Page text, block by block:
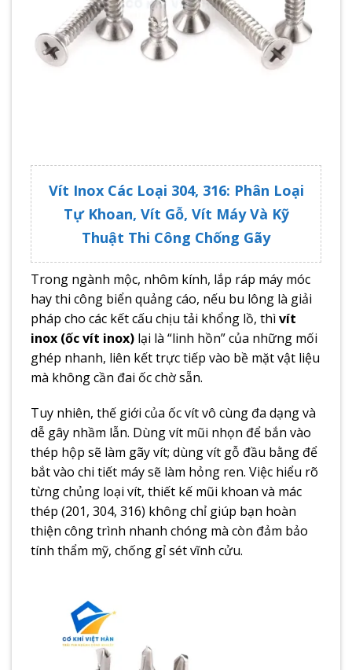
Vít Inox Các Loại 304, 316: Phân Loại
Tự Khoan, Vít Gỗ, Vít Máy Và Kỹ
Thuật Thi Công Chống Gãy
Trong ngành mộc, nhôm kính, lắp ráp máy móc
hay thi công biển quảng cáo, nếu bu lông là giải
pháp cho các kết cấu chịu tải khổng lồ, thìvít
inox (ốc vít inox) lại là “linh hồn” của những mối
ghép nhanh, liên kết trực tiếp vào bề mặt vật liệu
mà không cần đai ốc chờ sẵn.
Tuy nhiên, thế giới của ốc vít vô cùng đa dạng và
dễ gây nhầm lẫn. Dùng vít mũi nhọn để bắn vào
thép hộp sẽ làm gãy vít; dùng vít gỗ đầu bằng để
bắt vào chi tiết máy sẽ làm hỏng ren. Việc hiểu rõ
từng chủng loại vít, thiết kế mũi khoan và mác
thép (201, 304, 316) không chỉ giúp bạn hoàn
thiện công trình nhanh chóng mà còn đảm bảo
tính thẩm mỹ, chống gỉ sét vĩnh cửu.